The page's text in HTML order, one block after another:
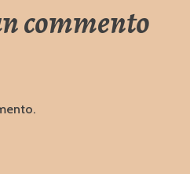
commento